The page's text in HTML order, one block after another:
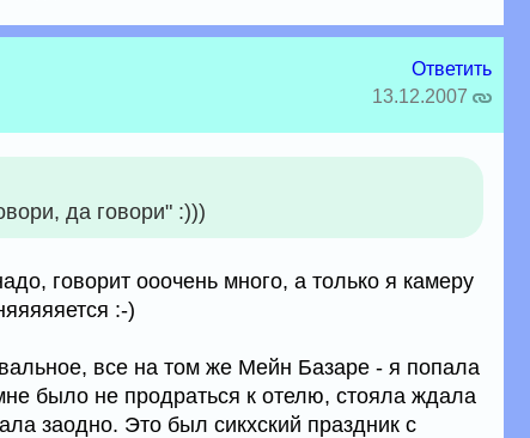
Ответить
13.12.2007
да говори" :)))
говорит ооочень много, а только я камеру
:-)
все на том же Мейн Базаре - я попала
было не продраться к отелю, стояла ждала
заодно. Это был сикхский праздник с